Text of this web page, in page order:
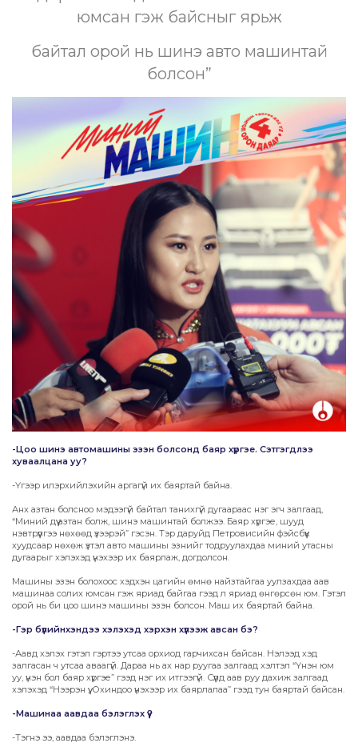
юмсан гэж байсныг ярьж
байтал орой нь шинэ авто машинтай
болсон”
-Цоо шинэ автомашины эзэн болсонд баяр хүргэе. Сэтгэгдлээ
хуваалцана уу?
-Үгээр илэрхийлэхийн аргагүй их баяртай байна.
Анх азтан болсноо мэдээгүй байтал танихгүй дугаараас нэг эгч залгаад,
“Миний дүү азтан болж, шинэ машинтай болжээ. Баяр хүргэе, шууд
нэвтрүүлгээ нөхөөд үзээрэй” гэсэн. Тэр даруйд Петровисийн фэйсбүүк
хуудсаар нөхөж үзтэл авто машины эзнийг тодруулахдаа миний утасны
дугаарыг хэлэхэд үнэхээр их баярлаж, догдолсон.
Машины эзэн болохоос хэдхэн цагийн өмнө найзтайгаа уулзахдаа аав
машинаа солих юмсан гэж яриад байгаа гээд л яриад өнгөрсөн юм. Гэтэл
орой нь би цоо шинэ машины эзэн болсон. Маш их баяртай байна.
-Гэр бүлийнхэндээ хэлэхэд хэрхэн хүлээж авсан бэ?
-Аавд хэлэх гэтэл гэртээ утсаа орхиод гарчихсан байсан. Нэлээд хэд
залгасан ч утсаа аваагүй. Дараа нь ах нар руугаа залгаад хэлтэл “Үнэн юм
уу, үнэн бол баяр хүргэе” гээд нэг их итгээгүй. Сүүлд аав руу дахиж залгаад
хэлэхэд “Нээрэн үү, Охиндоо үнэхээр их баярлалаа” гээд тун баяртай байсан.
-Машинаа аавдаа бэлэглэх үү?
-Тэгнэ ээ, аавдаа бэлэглэнэ.